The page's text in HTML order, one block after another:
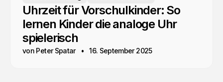
Uhrzeit für Vorschulkinder: So
lernen Kinder die analoge Uhr
spielerisch
von Peter Spatar 16. September 2025